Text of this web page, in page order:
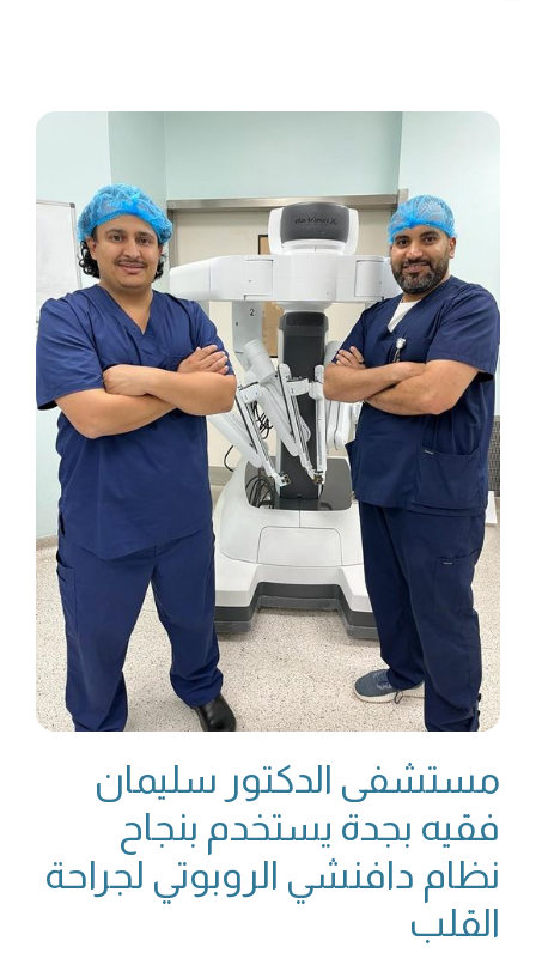
مستشفى الدكتور سليمان
فقيه بجدة يستخدم بنجاح
نظام دافنشي الروبوتي لجراحة
القلب